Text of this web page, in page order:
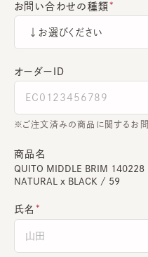
お問い合わせの種類
オーダーＩＤ
ご注文済みの商品に関するお
商品名
QUITO MIDDLE BRIM 140228
NATURAL x BLACK / 59
氏名